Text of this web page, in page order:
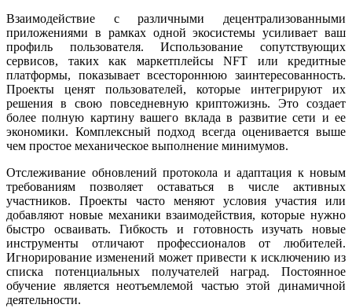
Взаимодействие с различными децентрализованными
приложениями в рамках одной экосистемы усиливает ваш
профиль пользователя. Использование сопутствующих
сервисов, таких как маркетплейсы NFT или кредитные
платформы, показывает всестороннюю заинтересованность.
Проекты ценят пользователей, которые интегрируют их
решения в свою повседневную криптожизнь. Это создает
более полную картину вашего вклада в развитие сети и ее
экономики. Комплексный подход всегда оценивается выше
чем простое механическое выполнение минимумов.
Отслеживание обновлений протокола и адаптация к новым
требованиям позволяет оставаться в числе активных
участников. Проекты часто меняют условия участия или
добавляют новые механики взаимодействия, которые нужно
быстро осваивать. Гибкость и готовность изучать новые
инструменты отличают профессионалов от любителей.
Игнорирование изменений может привести к исключению из
списка потенциальных получателей наград. Постоянное
обучение является неотъемлемой частью этой динамичной
деятельности.